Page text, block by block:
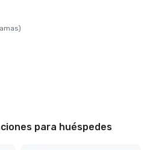
para huéspedes